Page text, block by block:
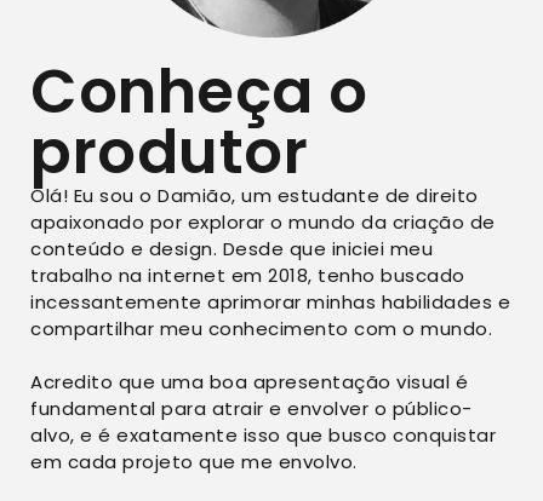
Conheça o
produtor
Olá! Eu sou o Damião, um estudante de direito
apaixonado por explorar o mundo da criação de
conteúdo e design. Desde que iniciei meu
trabalho na internet em 2018, tenho buscado
incessantemente aprimorar minhas habilidades e
compartilhar meu conhecimento com o mundo.
Acredito que uma boa apresentação visual é
fundamental para atrair e envolver o público-
alvo, e é exatamente isso que busco conquistar
em cada projeto que me envolvo.